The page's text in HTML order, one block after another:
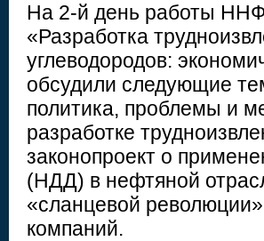
На 2-й день работы ННФ
«Разработка
углеводородов:
обсудили следующие
политика, проблемы и
разработке
законопроект о
(НДД) в нефтяной
«сланцевой
компаний.